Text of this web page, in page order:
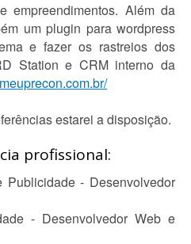
empreendimentos. Além da
um plugin para wordpress
e fazer os rastreios dos
Station e CRM interno da
estarei a disposição.
profissional:
- Desenvolvedor
- Desenvolvedor Web e